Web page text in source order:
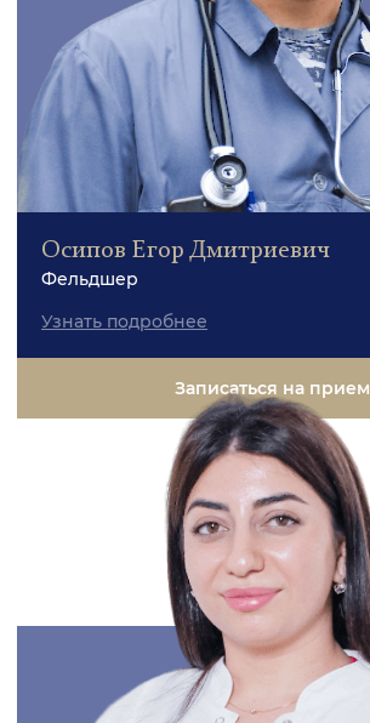
Осипов Егор Дмитриевич
Фельдшер
Узнать подробнее
Записаться на прием